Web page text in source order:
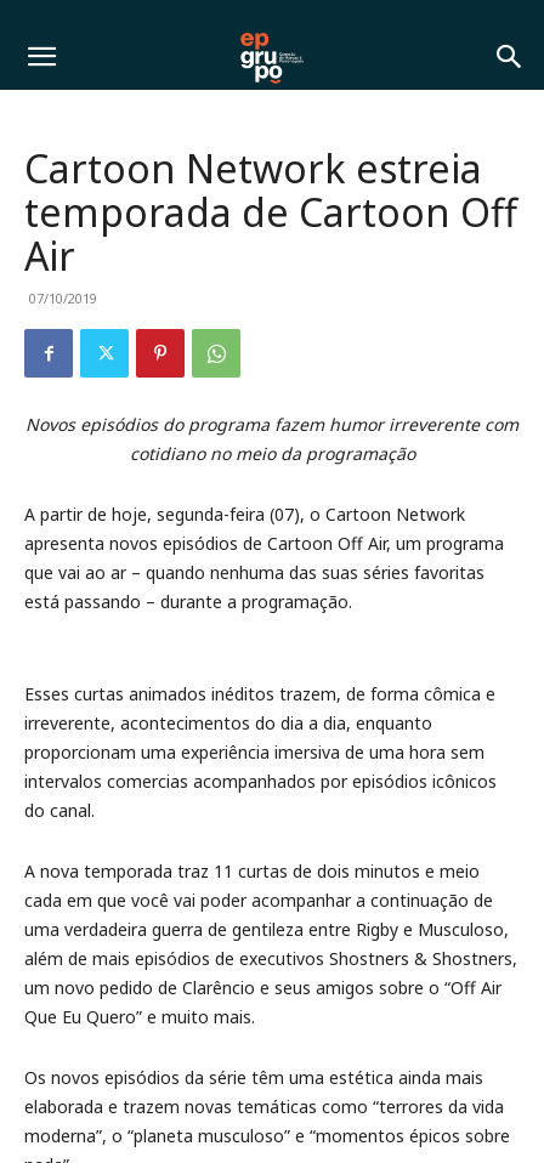
Cartoon Network estreia
temporada de Cartoon Off
Air
07/10/2019
Novos episódios do programa fazem humor irreverente com
cotidiano no meio da programação
A partir de hoje, segunda-feira (07), o Cartoon Network
apresenta novos episódios de Cartoon Off Air, um programa
que vai ao ar – quando nenhuma das suas séries favoritas
está passando – durante a programação.
Esses curtas animados inéditos trazem, de forma cômica e
irreverente, acontecimentos do dia a dia, enquanto
proporcionam uma experiência imersiva de uma hora sem
intervalos comercias acompanhados por episódios icônicos
do canal.
A nova temporada traz 11 curtas de dois minutos e meio
cada em que você vai poder acompanhar a continuação de
uma verdadeira guerra de gentileza entre Rigby e Musculoso,
além de mais episódios de executivos Shostners & Shostners,
um novo pedido de Clarêncio e seus amigos sobre o “Off Air
Que Eu Quero” e muito mais.
Os novos episódios da série têm uma estética ainda mais
elaborada e trazem novas temáticas como “terrores da vida
moderna”, o “planeta musculoso” e “momentos épicos sobre